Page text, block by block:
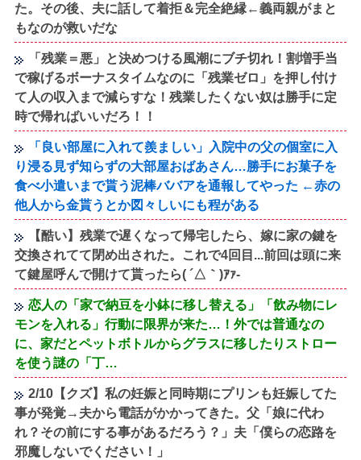
た。その後、夫に話して着拒＆完全絶縁←義両親がまと
もなのが救いだな
「残業＝悪」と決めつける風潮にブチ切れ！割増手当
で稼げるボーナスタイムなのに「残業ゼロ」を押し付け
て人の収入まで減らすな！残業したくない奴は勝手に定
時で帰ればいいだろ！！
「良い部屋に入れて羨ましい」入院中の父の個室に入
り浸る見ず知らずの大部屋おばあさん…勝手にお菓子を
食べ小遣いまで貰う泥棒ババアを通報してやった ←赤の
他人から金貰うとか図々しいにも程がある
【酷い】残業で遅くなって帰宅したら、嫁に家の鍵を
交換されてて閉め出された。これで4回目...前回は頭に来
て鍵屋呼んで開けて貰ったら( ´△｀)ｱｧ-
恋人の「家で納豆を小鉢に移し替える」「飲み物にレ
モンを入れる」行動に限界が来た…！外では普通なの
に、家だとペットボトルからグラスに移したりストロー
を使う謎の「丁…
2/10【クズ】私の妊娠と同時期にプリンも妊娠してた
事が発覚→夫から電話がかかってきた。父「娘に代わ
れ？その前にする事があるだろう？」夫「僕らの恋路を
邪魔しないでください！」